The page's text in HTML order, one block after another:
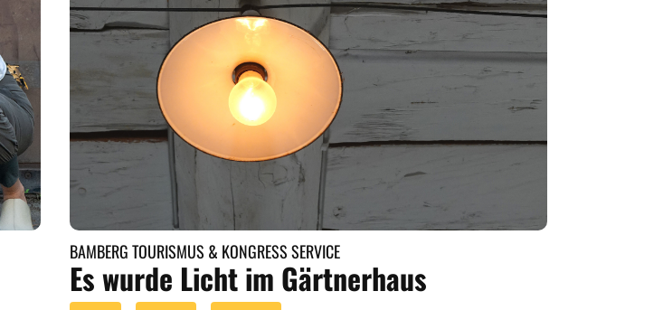
BAMBERG TOURISMUS & KONGRESS SERVICE
Es wurde Licht im Gärtnerhaus